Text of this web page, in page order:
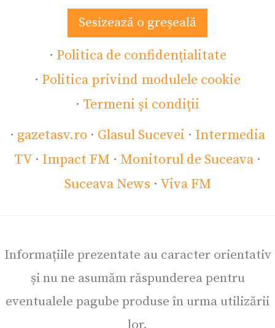
Sesizează o greșeală
· Politica de confidențialitate
· Politica privind modulele cookie
· Termeni și condiții
· gazetasv.ro · Glasul Sucevei · Intermedia
TV · Impact FM · Monitorul de Suceava ·
Suceava News · Viva FM
Informațiile prezentate au caracter orientativ
și nu ne asumăm răspunderea pentru
eventualele pagube produse în urma utilizării